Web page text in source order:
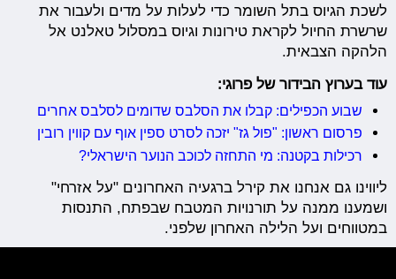
לשכת הגיוס בתל השומר כדי לעלות על מדים ולעבור את
שרשרת החיול לקראת טירונות וגיוס במסלול טאלנט אל
הלהקה הצבאית.
עוד בערוץ הבידור של פרוגי:
שבוע הכפילים: קבלו את הסלבס שדומים לסלבס אחרים
פרסום ראשון: "פול גז" יזכה לסרט ספין אוף עם קווין רובין
רכילות בקטנה: מי התחזה לכוכב הנוער הישראלי?
ליווינו גם אנחנו את קירל ברגעיה האחרונים "על אזרחי"
ושמענו ממנה על תורנויות המטבח שבפתח, התנסות
במטווחים ועל הלילה האחרון שלפני.